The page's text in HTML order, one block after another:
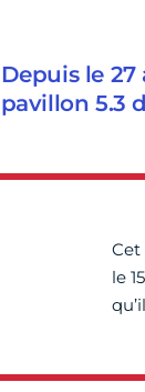
Depuis le 27
pavillon 5.3
Cet
le